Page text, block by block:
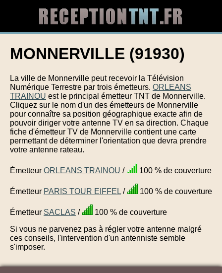
MONNERVILLE (91930)
La ville de Monnerville peut recevoir la Télévision
Numérique Terrestre par trois émetteurs. ORLEANS
TRAINOU est le principal émetteur TNT de Monnerville.
Cliquez sur le nom d'un des émetteurs de Monnerville
pour connaître sa position géographique exacte afin de
pouvoir diriger votre antenne TV en sa direction. Chaque
fiche d'émetteur TV de Monnerville contient une carte
permettant de déterminer l'orientation que devra prendre
votre antenne rateau.
Émetteur ORLEANS TRAINOU / 100 % de couverture
Émetteur PARIS TOUR EIFFEL / 100 % de couverture
Émetteur SACLAS /
100 % de couverture
Si vous ne parvenez pas à régler votre antenne malgré
ces conseils, l'intervention d'un antenniste semble
s'imposer.